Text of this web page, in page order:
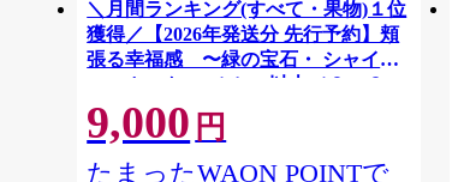
＼月間ランキング(すべて・果物)１位
獲得／【2026年発送分 先行予約】頬
張る幸福感 〜緑の宝石・ シャイン
マスカット 〜 １ｋｇ以上（２〜３
房） フルーツ 山梨県産 果物 くだも
の シャイン マスカット ぶどう ブド
ウ 葡萄 大粒 種なし 先行予約 富士川
9,000 円
たまったWAON POINTで